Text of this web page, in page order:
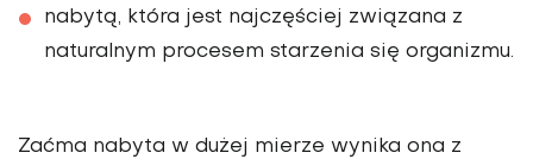
nabytą, która jest najczęściej związana z
naturalnym proce­sem starzenia się organizmu.
Zaćma nabyta w dużej mierze wynika ona z